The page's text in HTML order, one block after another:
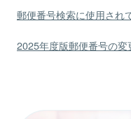
郵便番号検索に使用され
2025年度版郵便番号の変